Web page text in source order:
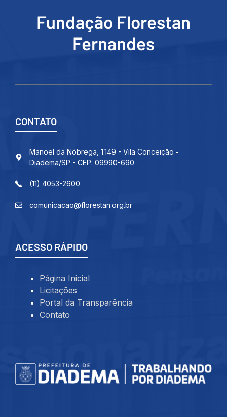
Fundação Florestan
Fernandes
CONTATO
Manoel da Nóbrega, 1.149 - Vila Conceição -
Diadema/SP - CEP: 09990-690
(11) 4053-2600
comunicacao@florestan.org.br
ACESSO RÁPIDO
Página Inicial
Licitações
Portal da Transparência
Contato